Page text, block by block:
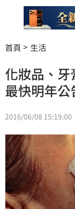
首頁 生活
化妝品、
最快明年公
2016/06/08 15:19:00